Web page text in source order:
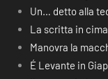
Un… detto alla
La scritta in
Manovra la
É Levante in